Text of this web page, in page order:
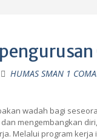
HUMAS SMAN 1
wadah bagi
mengembangkan
Melalui program